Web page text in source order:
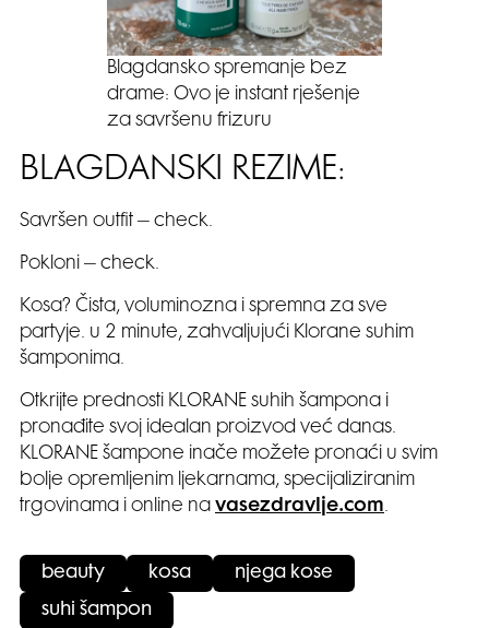
Blagdansko spremanje bez
drame: Ovo je instant rješenje
za savršenu frizuru
BLAGDANSKI REZIME:
Savršen outfit – check.
Pokloni – check.
Kosa? Čista, voluminozna i spremna za sve
partyje. u 2 minute, zahvaljujući Klorane suhim
šamponima.
Otkrijte prednosti KLORANE suhih šampona i
pronađite svoj idealan proizvod već danas.
KLORANE šampone inače možete pronaći u svim
bolje opremljenim ljekarnama, specijaliziranim
trgovinama i online na vasezdravlje.com.
beauty kosa njega kose
suhi šampon